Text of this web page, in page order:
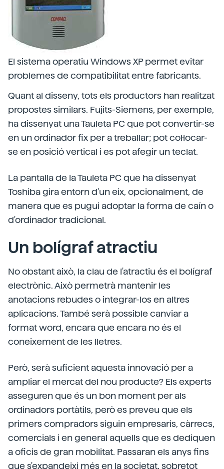
El sistema operatiu Windows XP permet evitar
problemes de compatibilitat entre fabricants.
Quant al disseny, tots els productors han realitzat
propostes similars. Fujits-Siemens, per exemple,
ha dissenyat una Tauleta PC que pot convertir-se
en un ordinador fix per a treballar; pot col·locar-
se en posició vertical i es pot afegir un teclat.
La pantalla de la Tauleta PC que ha dissenyat
Toshiba gira entorn d'un eix, opcionalment, de
manera que es pugui adoptar la forma de caín o
d'ordinador tradicional.
Un bolígraf atractiu
No obstant això, la clau de l'atractiu és el bolígraf
electrònic. Això permetrà mantenir les
anotacions rebudes o integrar-los en altres
aplicacions. També serà possible canviar a
format word, encara que encara no és el
coneixement de les lletres.
Però, serà suficient aquesta innovació per a
ampliar el mercat del nou producte? Els experts
asseguren que és un bon moment per als
ordinadors portàtils, però es preveu que els
primers compradors siguin empresaris, càrrecs,
comercials i en general aquells que es dediquen
a oficis de gran mobilitat. Passaran els anys fins
que s'expandeixi més en la societat, sobretot